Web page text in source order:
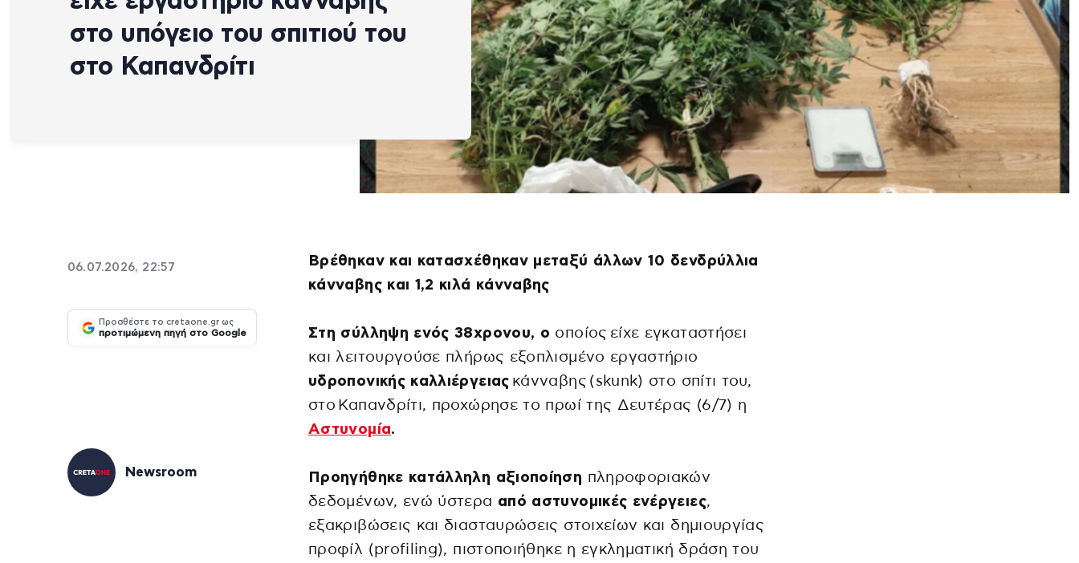
στο υπόγειο του σπιτιού του
στο Καπανδρίτι
06.07.2026, 22:57
Προσθέστε το cretaone.gr ως
προτιμώμενη πηγή στο Google
Newsroom
Βρέθηκαν και κατασχέθηκαν μεταξύ άλλων 10 δενδρύλλια
κάνναβης και 1,2 κιλά κάνναβης
Στη σύλληψη ενός 38χρονου, ο οποίος είχε εγκαταστήσει
και λειτουργούσε πλήρως εξοπλισμένο εργαστήριο
υδροπονικής καλλιέργειας κάνναβης (skunk) στο σπίτι του,
στο Καπανδρίτι, προχώρησε το πρωί της Δευτέρας (6/7) η
Αστυνομία.
Προηγήθηκε κατάλληλη αξιοποίηση πληροφοριακών
δεδομένων, ενώ ύστερα από αστυνομικές ενέργειες,
εξακριβώσεις και διασταυρώσεις στοιχείων και δημιουργίας
προφίλ (profiling), πιστοποιήθηκε η εγκληματική δράση του